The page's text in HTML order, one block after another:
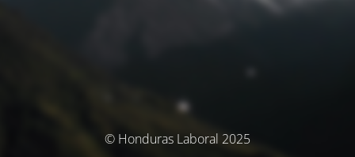
© Honduras Laboral 2025